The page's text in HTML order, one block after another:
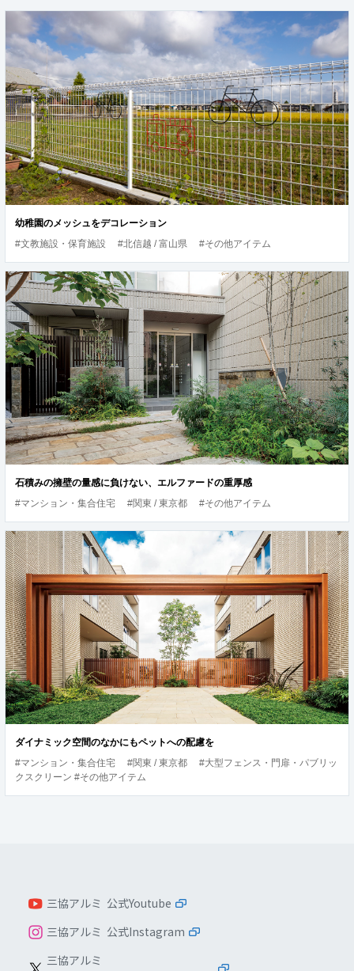
幼稚園のメッシュをデコレーション
#文教施設・保育施設
#北信越 / 富山県 #その他アイテム
石積みの擁壁の量感に負けない、エルファードの重厚感
#マンション・集合住宅
#関東 / 東京都 #その他アイテム
ダイナミック空間のなかにもペットへの配慮を
#マンション・集合住宅
#関東 / 東京都
#大型フェンス・門扉・パブリッ
クスクリーン #その他アイテム
三協アルミ 公式Youtube
三協アルミ 公式Instagram
三協アルミ